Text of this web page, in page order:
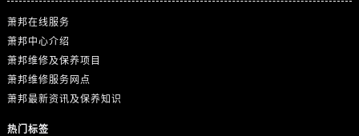
萧邦在线服务
萧邦中心介绍
萧邦维修及保养项目
萧邦维修服务网点
萧邦最新资讯及保养知识
热门标签